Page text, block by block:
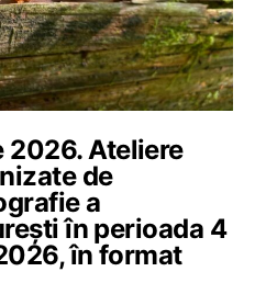
2026. Ateliere
de
a
în perioada 4
în format